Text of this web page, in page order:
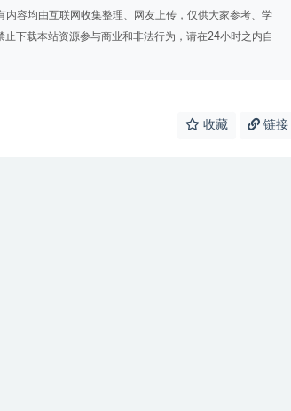
容均由互联网收集整理、网友上传，仅供大家参考、学
下载本站资源参与商业和非法行为，请在24小时之内自
收藏 链接